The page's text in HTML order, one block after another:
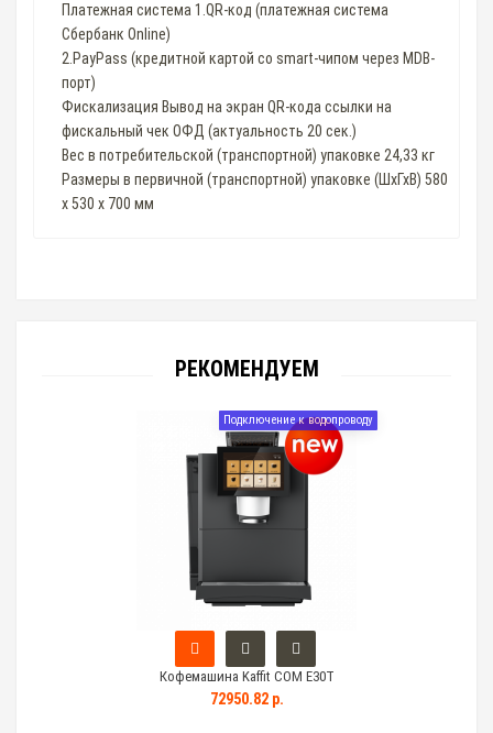
Платежная система 1.QR-код (платежная система
Сбербанк Online)
2.PayPass (кредитной картой со smart-чипом через MDB-
порт)
Фискализация Вывод на экран QR-кода ссылки на
фискальный чек ОФД (актуальность 20 сек.)
Вес в потребительской (транспортной) упаковке 24,33 кг
Размеры в первичной (транспортной) упаковке (ШхГхВ) 580
х 530 х 700 мм
РЕКОМЕНДУЕМ
Подключение к водопроводу
Кофемашина Kaffit COM E30T
72950.82 р.